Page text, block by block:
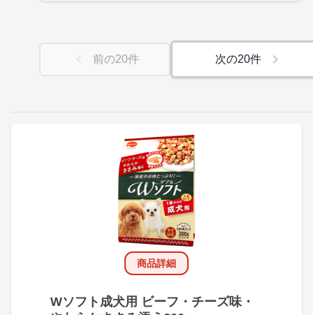
商品詳細
Wソフト成犬用 ビーフ・チーズ味・
前の20件 次の20件